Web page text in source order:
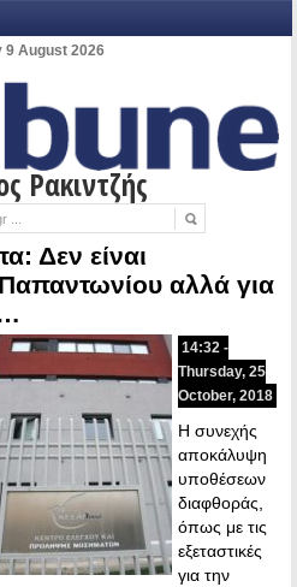
9 August 2026
Ρακιντζής
Δεν είναι
Παπαντωνίου αλλά για
14:32 -
Thursday, 25
October, 2018
Η συνεχής
αποκάλυψη
υποθέσεων
διαφθοράς,
όπως με τις
εξεταστικές
για την